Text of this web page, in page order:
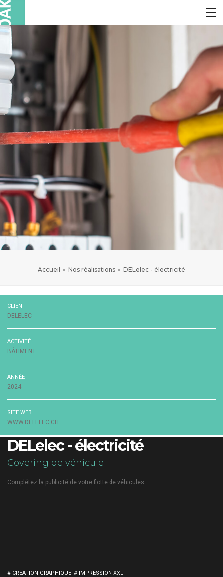
Accueil Nos réalisations DELelec - électricité
CLIENT
DELELEC
ACTIVITÉ
BÂTIMENT
ANNÉE
2024
SITE WEB
WWW.DELELEC.CH
DELelec - électricité
Covering de véhicule
Complétez la publicité de votre flotte de véhicules
# CRÉATION GRAPHIQUE # IMPRESSION XXL